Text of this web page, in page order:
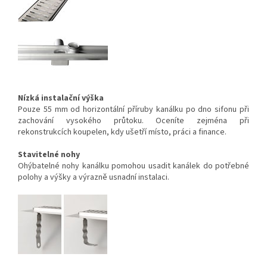
Nízká instalační výška
Pouze 55 mm od horizontální příruby kanálku po dno sifonu při
zachování vysokého průtoku. Oceníte zejména při
rekonstrukcích koupelen, kdy ušetří místo, práci a finance.
Stavitelné nohy
Ohýbatelné nohy kanálku pomohou usadit kanálek do potřebné
polohy a výšky a výrazně usnadní instalaci.